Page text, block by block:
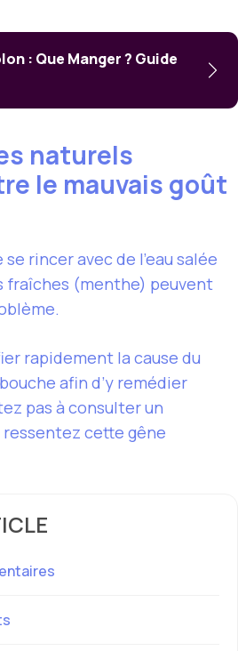
: Que Manger ? Guide
naturels
le mauvais goût
rincer avec de l’eau salée
fraîches (menthe) peuvent
rapidement la cause du
afin d’y remédier
pas à consulter un
cette gêne